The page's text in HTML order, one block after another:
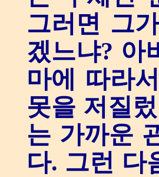
그러면 그
겠느냐? 아
마에 따라
못을 저질
는 가까운
다. 그런 다